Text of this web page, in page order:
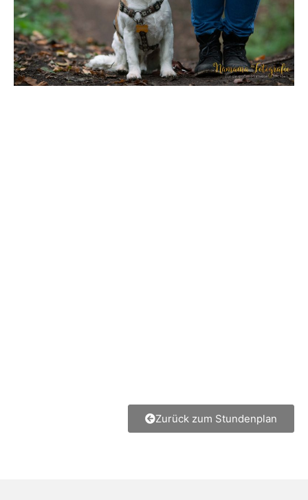
Zurück zum Stundenplan